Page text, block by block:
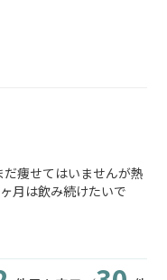
痩せてはいませんが熱
月は飲み続けたいで